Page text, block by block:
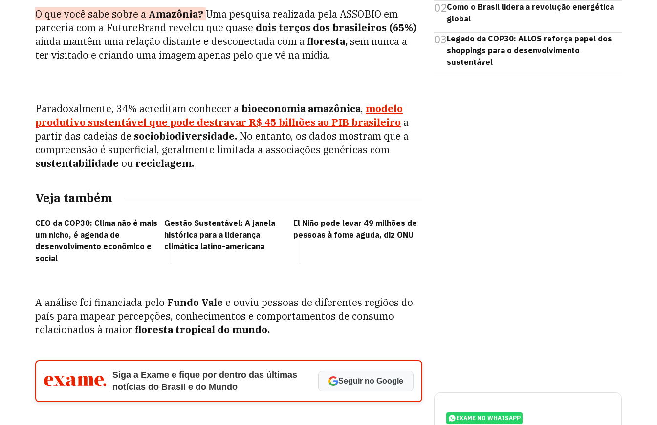
O que você sabe sobre a Amazônia?Uma pesquisa realizada pela ASSOBIO em
parceria com a FutureBrand revelou que quase dois terços dos brasileiros (65%)
ainda mantêm uma relação distante e desconectada com afloresta, sem nunca a
ter visitado e criando uma imagem apenas pelo que vê na mídia.
Paradoxalmente, 34% acreditam conhecer abioeconomia amazônica, modelo
produtivo sustentável que pode destravar R$ 45 bilhões ao PIB brasileiro a
partir das cadeias de sociobiodiversidade. No entanto, os dados mostram que a
compreensão é superficial, geralmente limitada a associações genéricas com
sustentabilidade ou reciclagem.
Veja também
CEO da COP30: Clima não é mais
um nicho, é agenda de
desenvolvimento econômico e
social
Gestão Sustentável: A janela
histórica para a liderança
climática latino-americana
El Niño pode levar 49 milhões de
pessoas à fome aguda, diz ONU
A análise foi financiada pelo Fundo Vale e ouviu pessoas de diferentes regiões do
país para mapear percepções, conhecimentos e comportamentos de consumo
relacionados à maior floresta tropical do mundo.
Siga a Exame e fique por dentro das últimas
notícias do Brasil e do Mundo
Seguir no Google
02Como o Brasil lidera a revolução energética
global
03Legado da COP30: ALLOS reforça papel dos
shoppings para o desenvolvimento
sustentável
EXAME NO WHATSAPP